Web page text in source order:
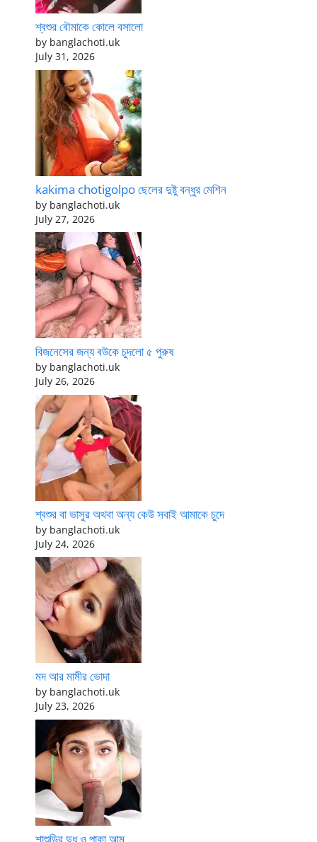
শ্বশুর বৌমাকে কোলে বসালো
by banglachoti.uk
July 31, 2026
kakima chotigolpo ছেলের দুষ্টু বন্ধুর মেশিন
by banglachoti.uk
July 27, 2026
বিজনেসের জন্য বউকে চুদলো ৫ পুরুষ
by banglachoti.uk
July 26, 2026
শ্বশুর বা ভাসুর অথবা অন্য কেউ সবাই আমাকে চুদে
by banglachoti.uk
July 24, 2026
মদ আর মামীর ভোদা
by banglachoti.uk
July 23, 2026